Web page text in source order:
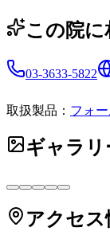
この院に
03-3633-5822
取扱製品： フォ
ギャラリ
アクセス